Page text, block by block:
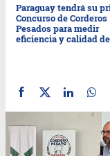
Paraguay tendrá su
Concurso de Corderos
Pesados para medir
eficiencia y calidad